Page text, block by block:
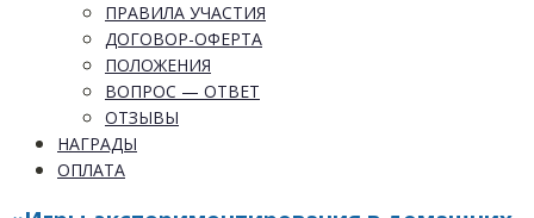
ПРАВИЛА УЧАСТИЯ
ДОГОВОР-ОФЕРТА
ПОЛОЖЕНИЯ
ВОПРОС — ОТВЕТ
ОТЗЫВЫ
НАГРАДЫ
ОПЛАТА